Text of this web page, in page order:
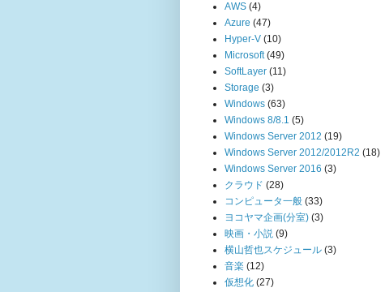
AWS (4)
Azure (47)
Hyper-V (10)
Microsoft (49)
SoftLayer (11)
Storage (3)
Windows (63)
Windows 8/8.1 (5)
Windows Server 2012 (19)
Windows Server 2012/2012R2 (18)
Windows Server 2016 (3)
クラウド (28)
コンピュータ一般 (33)
ヨコヤマ企画(分室) (3)
映画・小説 (9)
横山哲也スケジュール (3)
音楽 (12)
仮想化 (27)